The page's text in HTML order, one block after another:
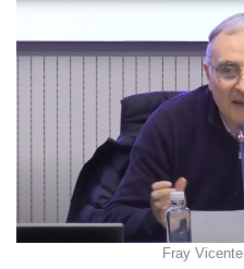
Fray